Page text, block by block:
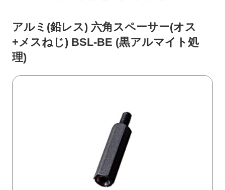
アルミ(鉛レス) 六角スペーサー(オス
+メスねじ) BSL-BE (黒アルマイト処
理)